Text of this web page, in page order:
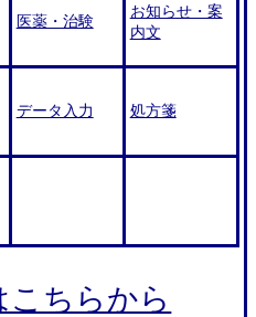
医薬・治験
お知らせ・案
内文
データ入力 処方箋
こちらから